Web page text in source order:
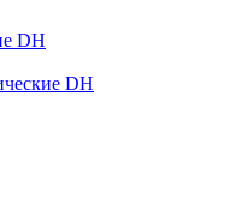
DH
DH